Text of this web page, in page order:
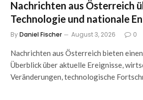
Nachrichten aus Österreich
Technologie und nationale
ByDaniel Fischer August 3, 2026 0
Nachrichten aus Österreich bieten
Überblick über aktuelle Ereignisse,
Veränderungen, technologische